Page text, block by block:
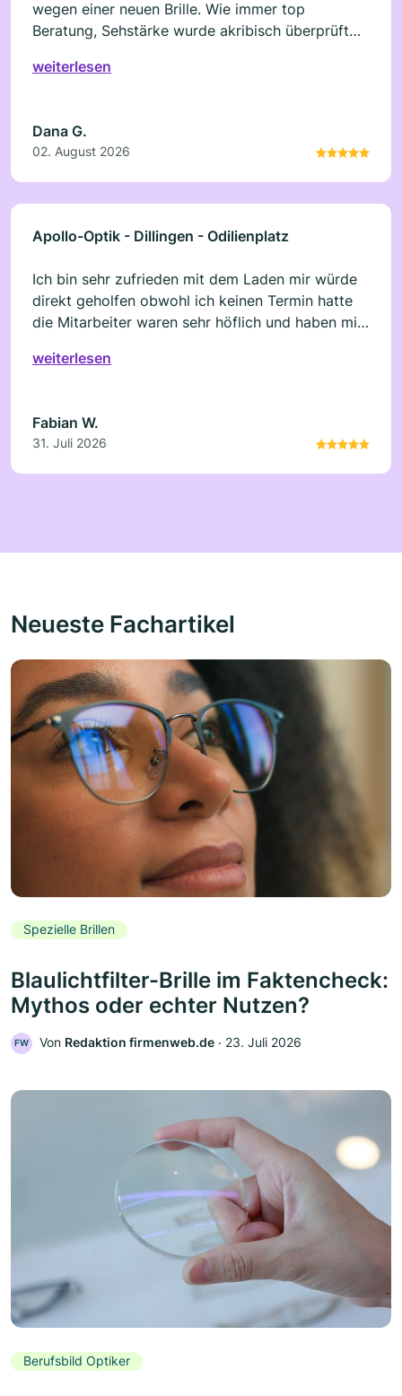
wegen einer neuen Brille. Wie immer top
Beratung, Sehstärke wurde akribisch überprüft
super aufgehoben. Ihre freundliche und positive
weiterlesen
Dana G.
02. August 2026
Apollo-Optik - Dillingen - Odilienplatz
Ich bin sehr zufrieden mit dem Laden mir würde
direkt geholfen obwohl ich keinen Termin hatte
die Mitarbeiter waren sehr höflich und haben mir
beantwortet 10/10
weiterlesen
Fabian W.
31. Juli 2026
Neueste Fachartikel
Spezielle Brillen
Blaulichtfilter-Brille im Faktencheck:
Mythos oder echter Nutzen?
FW Von Redaktion firmenweb.de ‧ 23. Juli 2026
Berufsbild Optiker